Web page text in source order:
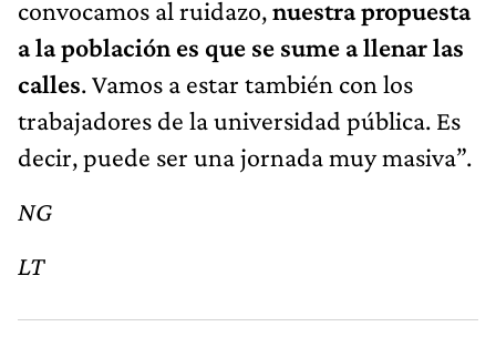
convocamos al ruidazo,nuestra propuesta
a la población es que se sume a llenar las
calles. Vamos a estar también con los
trabajadores de la universidad pública. Es
decir, puede ser una jornada muy masiva”.
NG
LT